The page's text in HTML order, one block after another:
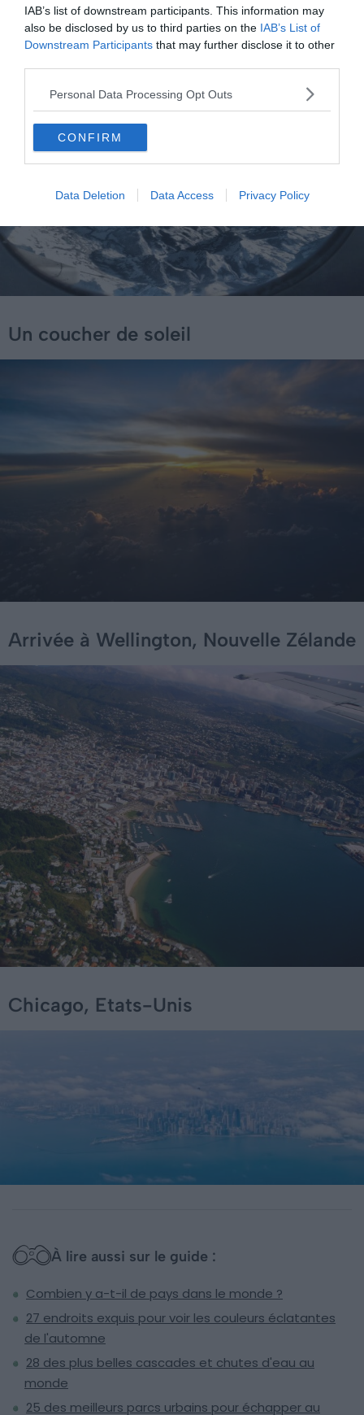
IAB’s list of downstream participants. This information may
also be disclosed by us to third parties on the IAB’s List of
Downstream Participants that may further disclose it to other
Personal Data Processing Opt Outs
CONFIRM
Data Deletion Data Access Privacy Policy
Un coucher de soleil
Arrivée à Wellington, Nouvelle Zélande
Chicago, Etats-Unis
À lire aussi sur le guide :
Combien y a-t-il de pays dans le monde ?
27 endroits exquis pour voir les couleurs éclatantes
de l'automne
28 des plus belles cascades et chutes d'eau au
monde
25 des meilleurs parcs urbains pour échapper au